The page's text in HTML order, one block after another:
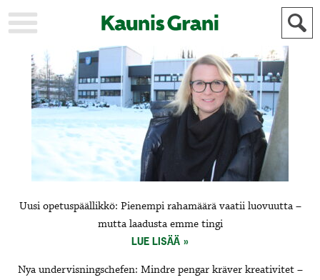
KAUPUNKI
STADEN
AJANKOHTAISTA
AKTUELLT
URHEILU
IDROTT
KULTTUURI
KULTUR
HISTORIA
HISTORIA
YLEINEN
ALLMÄN
MAINOSTAJILLE
ANNONSÖRER
Uusi opetuspäällikkö: Pienempi rahamäärä vaatii luovuutta –
mutta laadusta emme tingi
LUE LISÄÄ
Nya undervisningschefen: Mindre pengar kräver kreativitet –